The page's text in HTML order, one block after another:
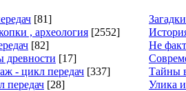
[81]
, археология [2552]
[82] Не
древности [17]
- цикл передач [337] Тайны
передач [28] Улика